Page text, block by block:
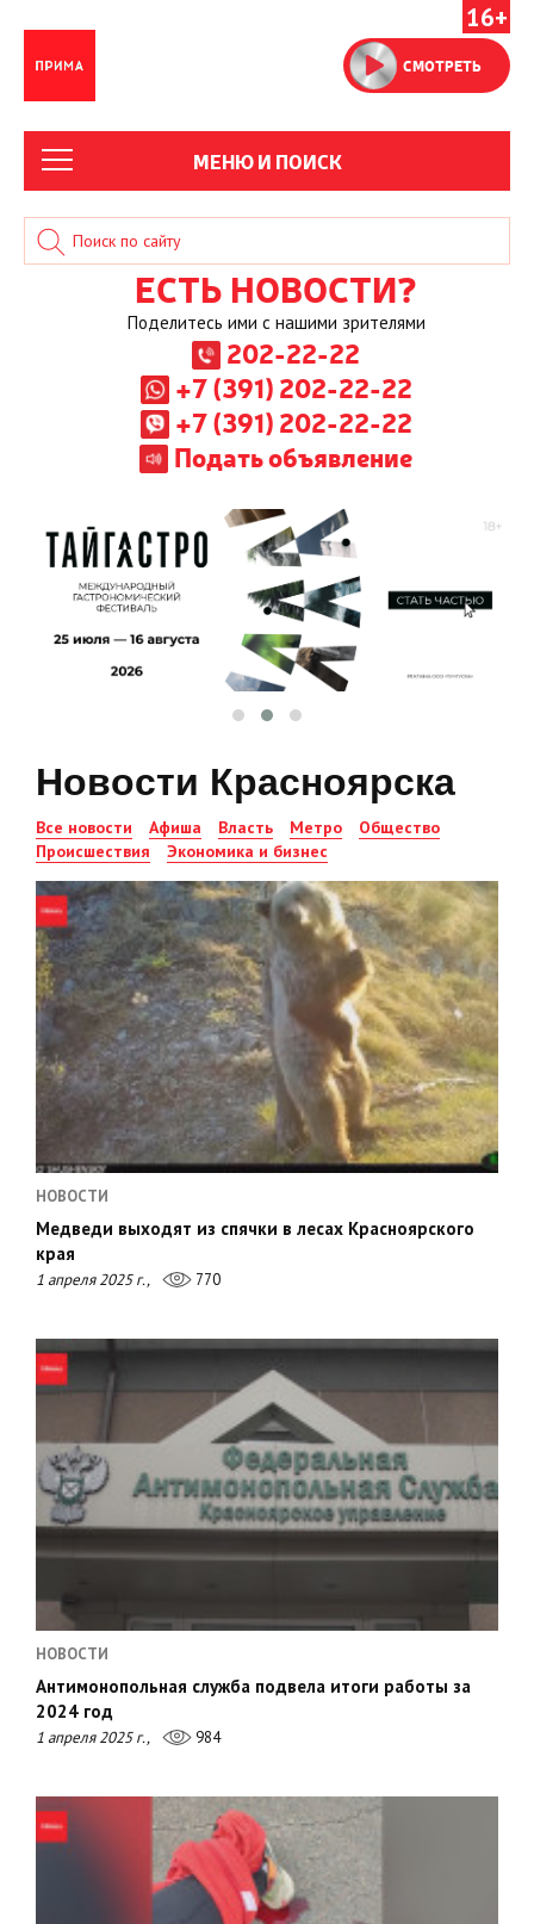
16+
СМОТРЕТЬ
МЕНЮ И ПОИСК
ЕСТЬ НОВОСТИ?
Поделитесь ими с нашими зрителями
202-22-22
+7 (391) 202-22-22
+7 (391) 202-22-22
Подать объявление
Новости Красноярска
Все новости Афиша Власть Метро
Общество
Происшествия
Экономика и бизнес
НОВОСТИ
Медведи выходят из спячки в лесах Красноярского
края
1 апреля 2025 г., 770
НОВОСТИ
Антимонопольная служба подвела итоги работы за
2024 год
1 апреля 2025 г., 984